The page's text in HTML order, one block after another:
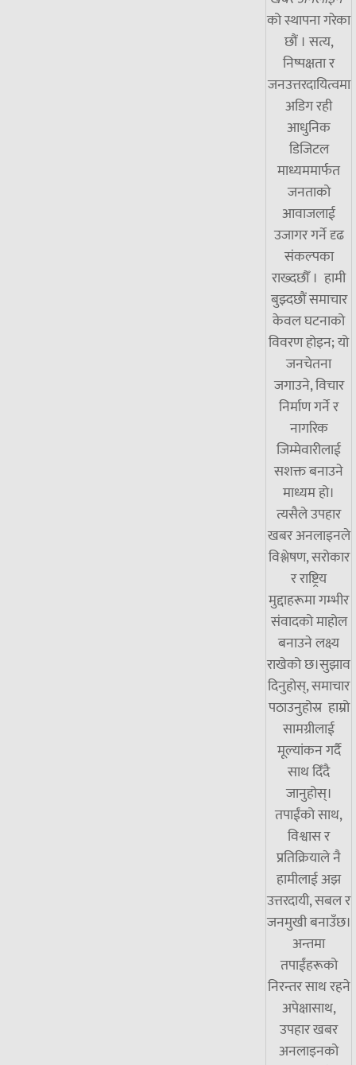
को स्थापना गरेका
छौं । सत्य,
निष्पक्षता र
जनउत्तरदायित्वमा
अडिग रही
आधुनिक
डिजिटल
माध्यममार्फत
जनताको
आवाजलाई
उजागर गर्ने दृढ
संकल्पका
राख्दछौँ । हामी
बुझ्दछौं समाचार
केवल घटनाको
विवरण होइन; यो
जनचेतना
जगाउने, विचार
निर्माण गर्ने र
नागरिक
जिम्मेवारीलाई
सशक्त बनाउने
माध्यम हो।
त्यसैले उपहार
खबर अनलाइनले
विश्लेषण, सरोकार
र राष्ट्रिय
मुद्दाहरूमा गम्भीर
संवादको माहोल
बनाउने लक्ष्य
राखेको छ।सुझाव
दिनुहोस्, समाचार
पठाउनुहोस्र हाम्रो
सामग्रीलाई
मूल्यांकन गर्दै
साथ दिँदै
जानुहोस्।
तपाईंको साथ,
विश्वास र
प्रतिक्रियाले नै
हामीलाई अझ
उत्तरदायी, सबल र
जनमुखी बनाउँछ।
अन्तमा
तपाईंहरूको
निरन्तर साथ रहने
अपेक्षासाथ,
उपहार खबर
अनलाइनको